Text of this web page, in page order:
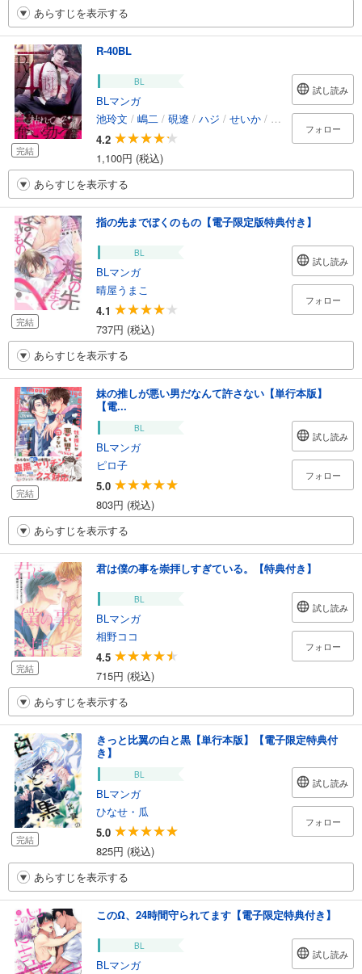
あらすじを表示する
完結
R-40BL
BL
BLマンガ
池玲文 / 嶋二 / 硯遼 / ハジ / せいか / カサイウカ/松本
4.2
1,100円 (税込)
試し読み
フォロー
あらすじを表示する
完結
指の先までぼくのもの【電子限定版特典付き】
BL
BLマンガ
晴屋うまこ
4.1
737円 (税込)
試し読み
フォロー
あらすじを表示する
完結
妹の推しが悪い男だなんて許さない【単行本版】
【電...
BL
BLマンガ
ピロ子
5.0
803円 (税込)
試し読み
フォロー
あらすじを表示する
完結
君は僕の事を崇拝しすぎている。【特典付き】
BL
BLマンガ
相野ココ
4.5
715円 (税込)
試し読み
フォロー
あらすじを表示する
完結
きっと比翼の白と黒【単行本版】【電子限定特典付
き】
BL
BLマンガ
ひなせ・瓜
5.0
825円 (税込)
試し読み
フォロー
あらすじを表示する
このΩ、24時間守られてます【電子限定特典付き】
BL
BLマンガ
試し読み